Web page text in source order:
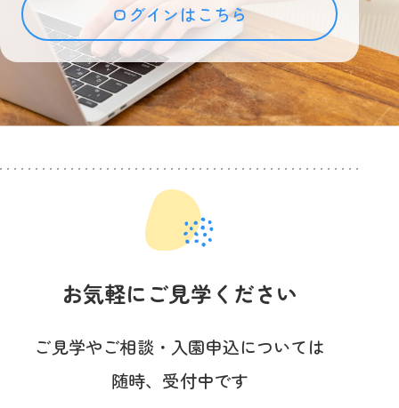
ログインはこちら
お気軽にご見学ください
ご見学やご相談・入園申込については
随時、受付中です